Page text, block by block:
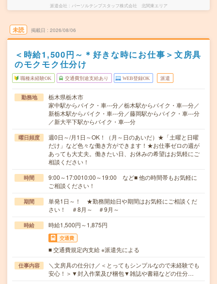
派遣会社 パーソルテンプスタッフ株式会社 北関東エリア
未読 掲載日 2026/08/06
＜時給1,500円～＊好きな時にお仕事＞文房具
のモクモク仕分け
職種未経験OK 交通費別途支給あり WEB登録OK 派遣
勤務地
栃木県栃木市
家中駅からバイク・車---分／栃木駅からバイク・車---分／
新栃木駅からバイク・車---分／藤岡駅からバイク・車---分
／新大平下駅からバイク・車---分
曜日頻度
週0日～/月1日～OK！（月～日のあいだ）★「土曜と日曜
だけ」など色々な働き方ができます！★お仕事ゼロの週が
あっても大丈夫。働きたい日、お休みの希望はお気軽にご
相談ください！
時間
9:00～17:0010:00～19:00 など■ 他の時間帯もお気軽に
ご相談ください！
期間
単発1日～！ ★勤務開始日や期間はお気軽にご相談くだ
さい！ ＃8月～ ＃9月～
時給 時給1,500円～1,875円
交通費
■ 交通費規定内支給 ※派遣先による
仕事内容
＼文房具の仕分け／＜とってもシンプルなので未経験でも
安心！＞▼封入作業及び梱包▼雑誌や書籍などの仕分…